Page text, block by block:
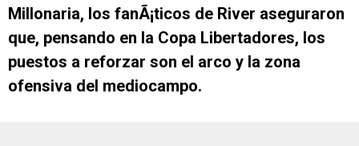
Millonaria, los fanÃ¡ticos de River aseguraron
que, pensando en la Copa Libertadores, los
puestos a reforzar son el arco y la zona
ofensiva del mediocampo.